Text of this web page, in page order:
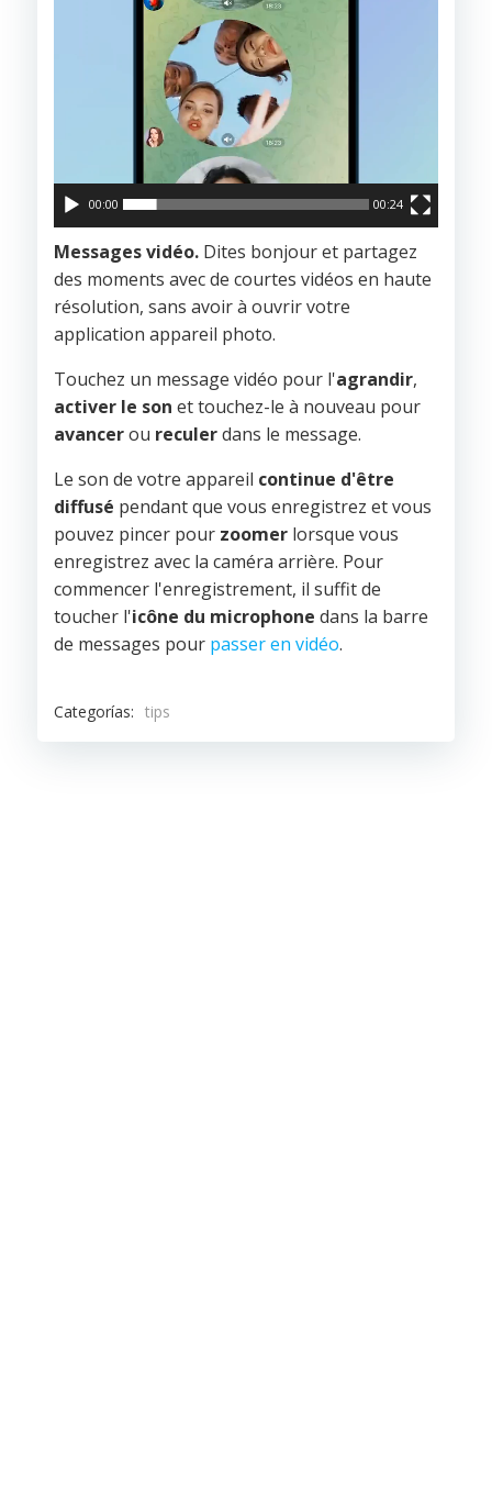
00:00 00:24
Messages vidéo. Dites bonjour et partagez
des moments avec de courtes vidéos en haute
résolution, sans avoir à ouvrir votre
application appareil photo.
Touchez un message vidéo pour l'agrandir,
activer le son et touchez-le à nouveau pour
avancerou reculerdans le message.
Le son de votre appareil continue d'être
diffusé pendant que vous enregistrez et vous
pouvez pincer pour zoomer lorsque vous
enregistrez avec la caméra arrière. Pour
commencer l'enregistrement, il suffit de
toucher l'icône du microphone dans la barre
de messages pour passer en vidéo.
Categorías: tips